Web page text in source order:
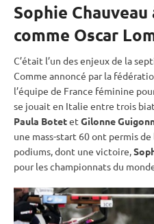
Sophie
comme Oscar
C’était l’un des enjeux de la
Comme annoncé par la
l’équipe de France féminine
se jouait en Italie entre trois
Paula Botetet Gilonne
une mass-start 60 ont permis
podiums, dont une victoire,
pour leschampionnats du